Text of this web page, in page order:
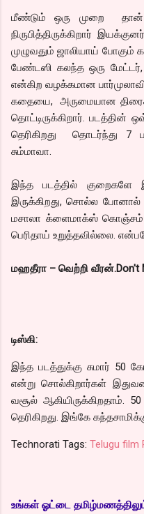
மீண்டும் ஒரு முறை தான்
நிருபித்திருக்கிறார்
முழுவதும் ஜாலியாய் போகும்
பேண்டஸி கலந்த ஒரு
என்கிற வழக்கமான
கதையை, அருமையான
தொட்டிருக்கிறார். படத்தின்
தெரிகிறது தொடர்ந்து 7
சும்மாவா.
இந்த படத்தில் குறைகளே
இருக்கிறது, சொல்ல போனால்
மசாலா க்ளைமாக்ஸ் கொஞ்சம்
பெரிதாய் உறுத்தவில்லை.
மஹதீரா – வெற்றி வீரன்.Don't
டிஸ்கி:
இந்த படத்துக்கு சுமார் 50
என்று சொல்கிறார்கள்
வசூல் ஆகியிருக்கிறதாம்.
தெரிகிறது. இங்கே
Technorati Tags: Telugu film
உங்கள் ஓட்டை